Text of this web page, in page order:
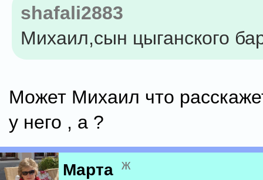
shafali2883
Михаил,сын цыганского
Может Михаил что
у него , а ?
Марта ж